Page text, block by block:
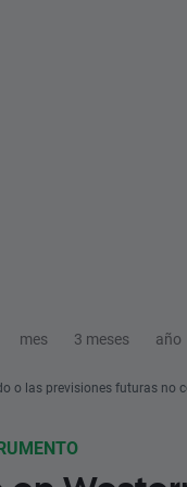
mes 3 meses año
o las previsiones futuras no